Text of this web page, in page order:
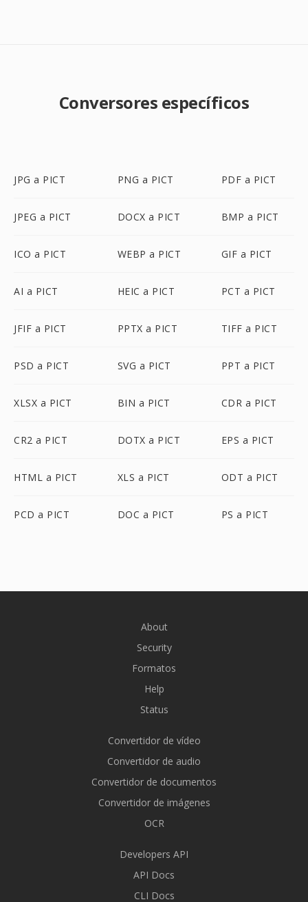
Conversores específicos
JPG a PICT PNG a PICT PDF a PICT
JPEG a PICT DOCX a PICT BMP a PICT
ICO a PICT WEBP a PICT GIF a PICT
AI a PICT HEIC a PICT PCT a PICT
JFIF a PICT PPTX a PICT TIFF a PICT
PSD a PICT SVG a PICT PPT a PICT
XLSX a PICT BIN a PICT CDR a PICT
CR2 a PICT DOTX a PICT EPS a PICT
HTML a PICT XLS a PICT ODT a PICT
PCD a PICT DOC a PICT PS a PICT
About
Security
Formatos
Help
Status
Convertidor de vídeo
Convertidor de audio
Convertidor de documentos
Convertidor de imágenes
OCR
Developers API
API Docs
CLI Docs